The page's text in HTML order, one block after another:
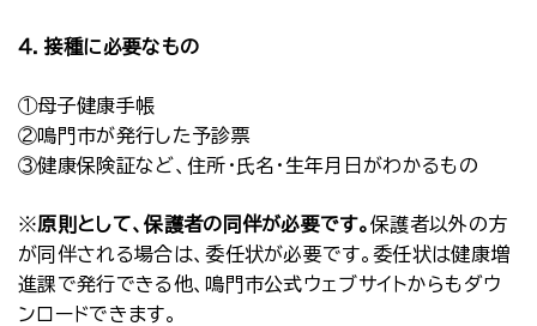
４．接種に必要なもの
①母子健康手帳
②鳴門市が発行した予診票
③健康保険証など、住所・氏名・生年月日がわかるもの
※原則として、保護者の同伴が必要です。保護者以外の方
が同伴される場合は、委任状が必要です。委任状は健康増
進課で発行できる他、鳴門市公式ウェブサイトからもダウ
ンロードできます。